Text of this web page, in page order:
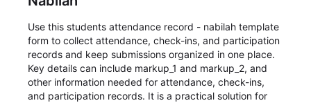
Use this students attendance record - nabilah template
form to collect attendance, check-ins, and participation
records and keep submissions organized in one place.
Key details can include markup_1 and markup_2, and
other information needed for attendance, check-ins,
and participation records. It is a practical solution for